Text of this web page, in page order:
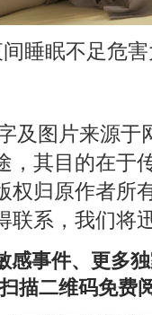
睡眠不足危
及图片来源
，其目的在于
权归原作者所
联系，我们将
感事件、更多
描二维码免费